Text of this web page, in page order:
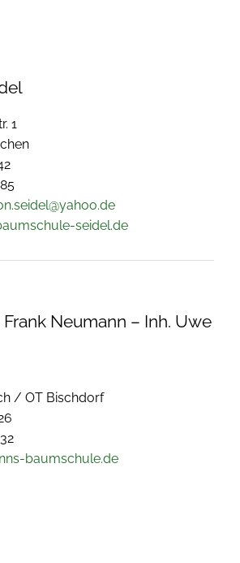
1
seidel.de
Neumann – Inh. Uwe
/ OT Bischdorf
baumschule.de